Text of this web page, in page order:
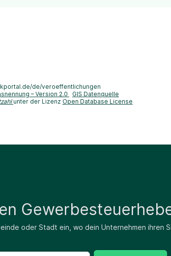
de/veroeffentlichungen
– Version 2.0
GIS Datenquelle
unter der Lizenz Open Database License
oder Stadt ein, wo dein Unternehmen ihren